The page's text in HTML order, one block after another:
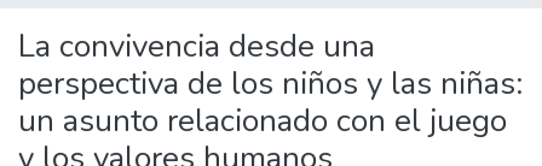
La convivencia desde una
perspectiva de los niños y las niñas:
un asunto relacionado con el juego